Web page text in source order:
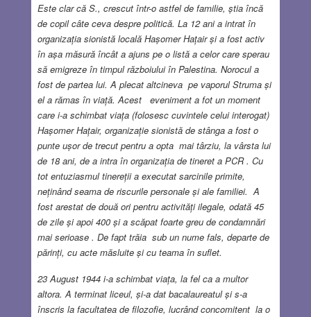
Este clar că S., crescut într-o astfel de familie, știa încă
de copil câte ceva despre politică. La 12 ani a intrat în
organizația sionistă locală Hașomer Hațair și a fost activ
în așa măsură încât a ajuns pe o listă a celor care sperau
să emigreze în timpul războiului în Palestina. Norocul a
fost de partea lui. A plecat altcineva pe vaporul Struma și
el a rămas în viață. Acest eveniment a fot un moment
care i-a schimbat viața (folosesc cuvintele celui interogat)
Hașomer Hațair, organizație sionistă de stânga a fost o
punte ușor de trecut pentru a opta mai târziu, la vârsta lui
de 18 ani, de a intra în organizația de tineret a PCR . Cu
tot entuziasmul tinereții a executat sarcinile primite,
neținând seama de riscurile personale și ale familiei. A
fost arestat de două ori pentru activități ilegale, odată 45
de zile și apoi 400 și a scăpat foarte greu de condamnări
mai serioase . De fapt trăia sub un nume fals, departe de
părinți, cu acte măsluite și cu teama în suflet.
23 August 1944 i-a schimbat viața, la fel ca a multor
altora. A terminat liceul, și-a dat bacalaureatul și s-a
înscris la facultatea de filozofie, lucrând concomitent la o